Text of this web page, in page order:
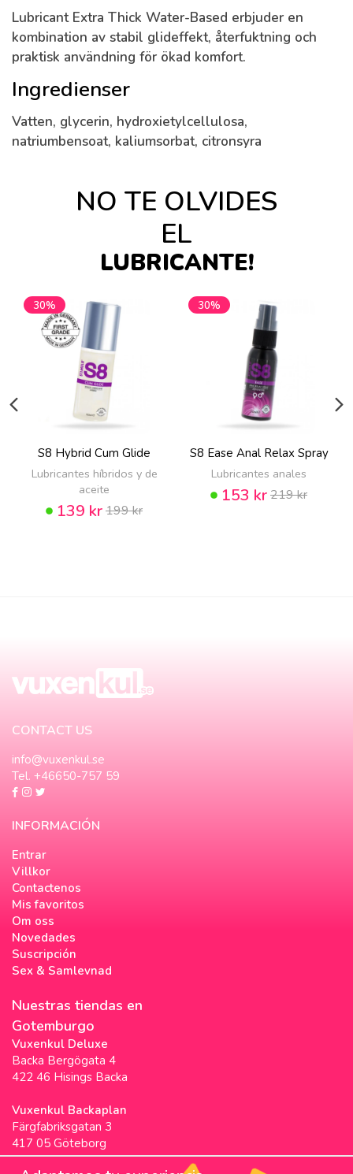
Lubricant Extra Thick Water-Based erbjuder en
kombination av stabil glideffekt, återfuktning och
praktisk användning för ökad komfort.
Ingredienser
Vatten, glycerin, hydroxietylcellulosa,
natriumbensoat, kaliumsorbat, citronsyra
NO TE OLVIDES
EL
LUBRICANTE!
30%
S8 Hybrid Cum Glide
Lubricantes híbridos y de
aceite
139 kr199 kr
30%
S8 Ease Anal Relax Spray
Lubricantes anales
153 kr219 kr
CONTACT US
info@vuxenkul.se
Tel. +46650-757 59
INFORMACIÓN
Entrar
Villkor
Contactenos
Mis favoritos
Om oss
Novedades
Suscripción
Sex & Samlevnad
Nuestras tiendas en
Gotemburgo
Vuxenkul Deluxe
Backa Bergögata 4
422 46 Hisings Backa
Vuxenkul Backaplan
Färgfabriksgatan 3
417 05 Göteborg